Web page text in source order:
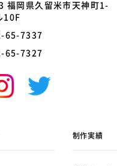
福岡県久留米市天神町1-
10F
65-7337
65-7327
制作実績